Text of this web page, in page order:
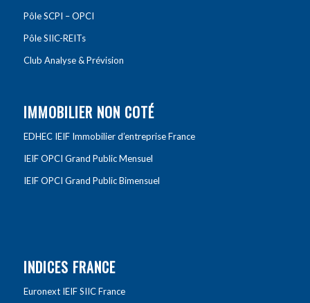
Pôle SCPI – OPCI
Pôle SIIC-REITs
Club Analyse & Prévision
IMMOBILIER NON COTÉ
EDHEC IEIF Immobilier d’entreprise France
IEIF OPCI Grand Public Mensuel
IEIF OPCI Grand Public Bimensuel
INDICES FRANCE
Euronext IEIF SIIC France